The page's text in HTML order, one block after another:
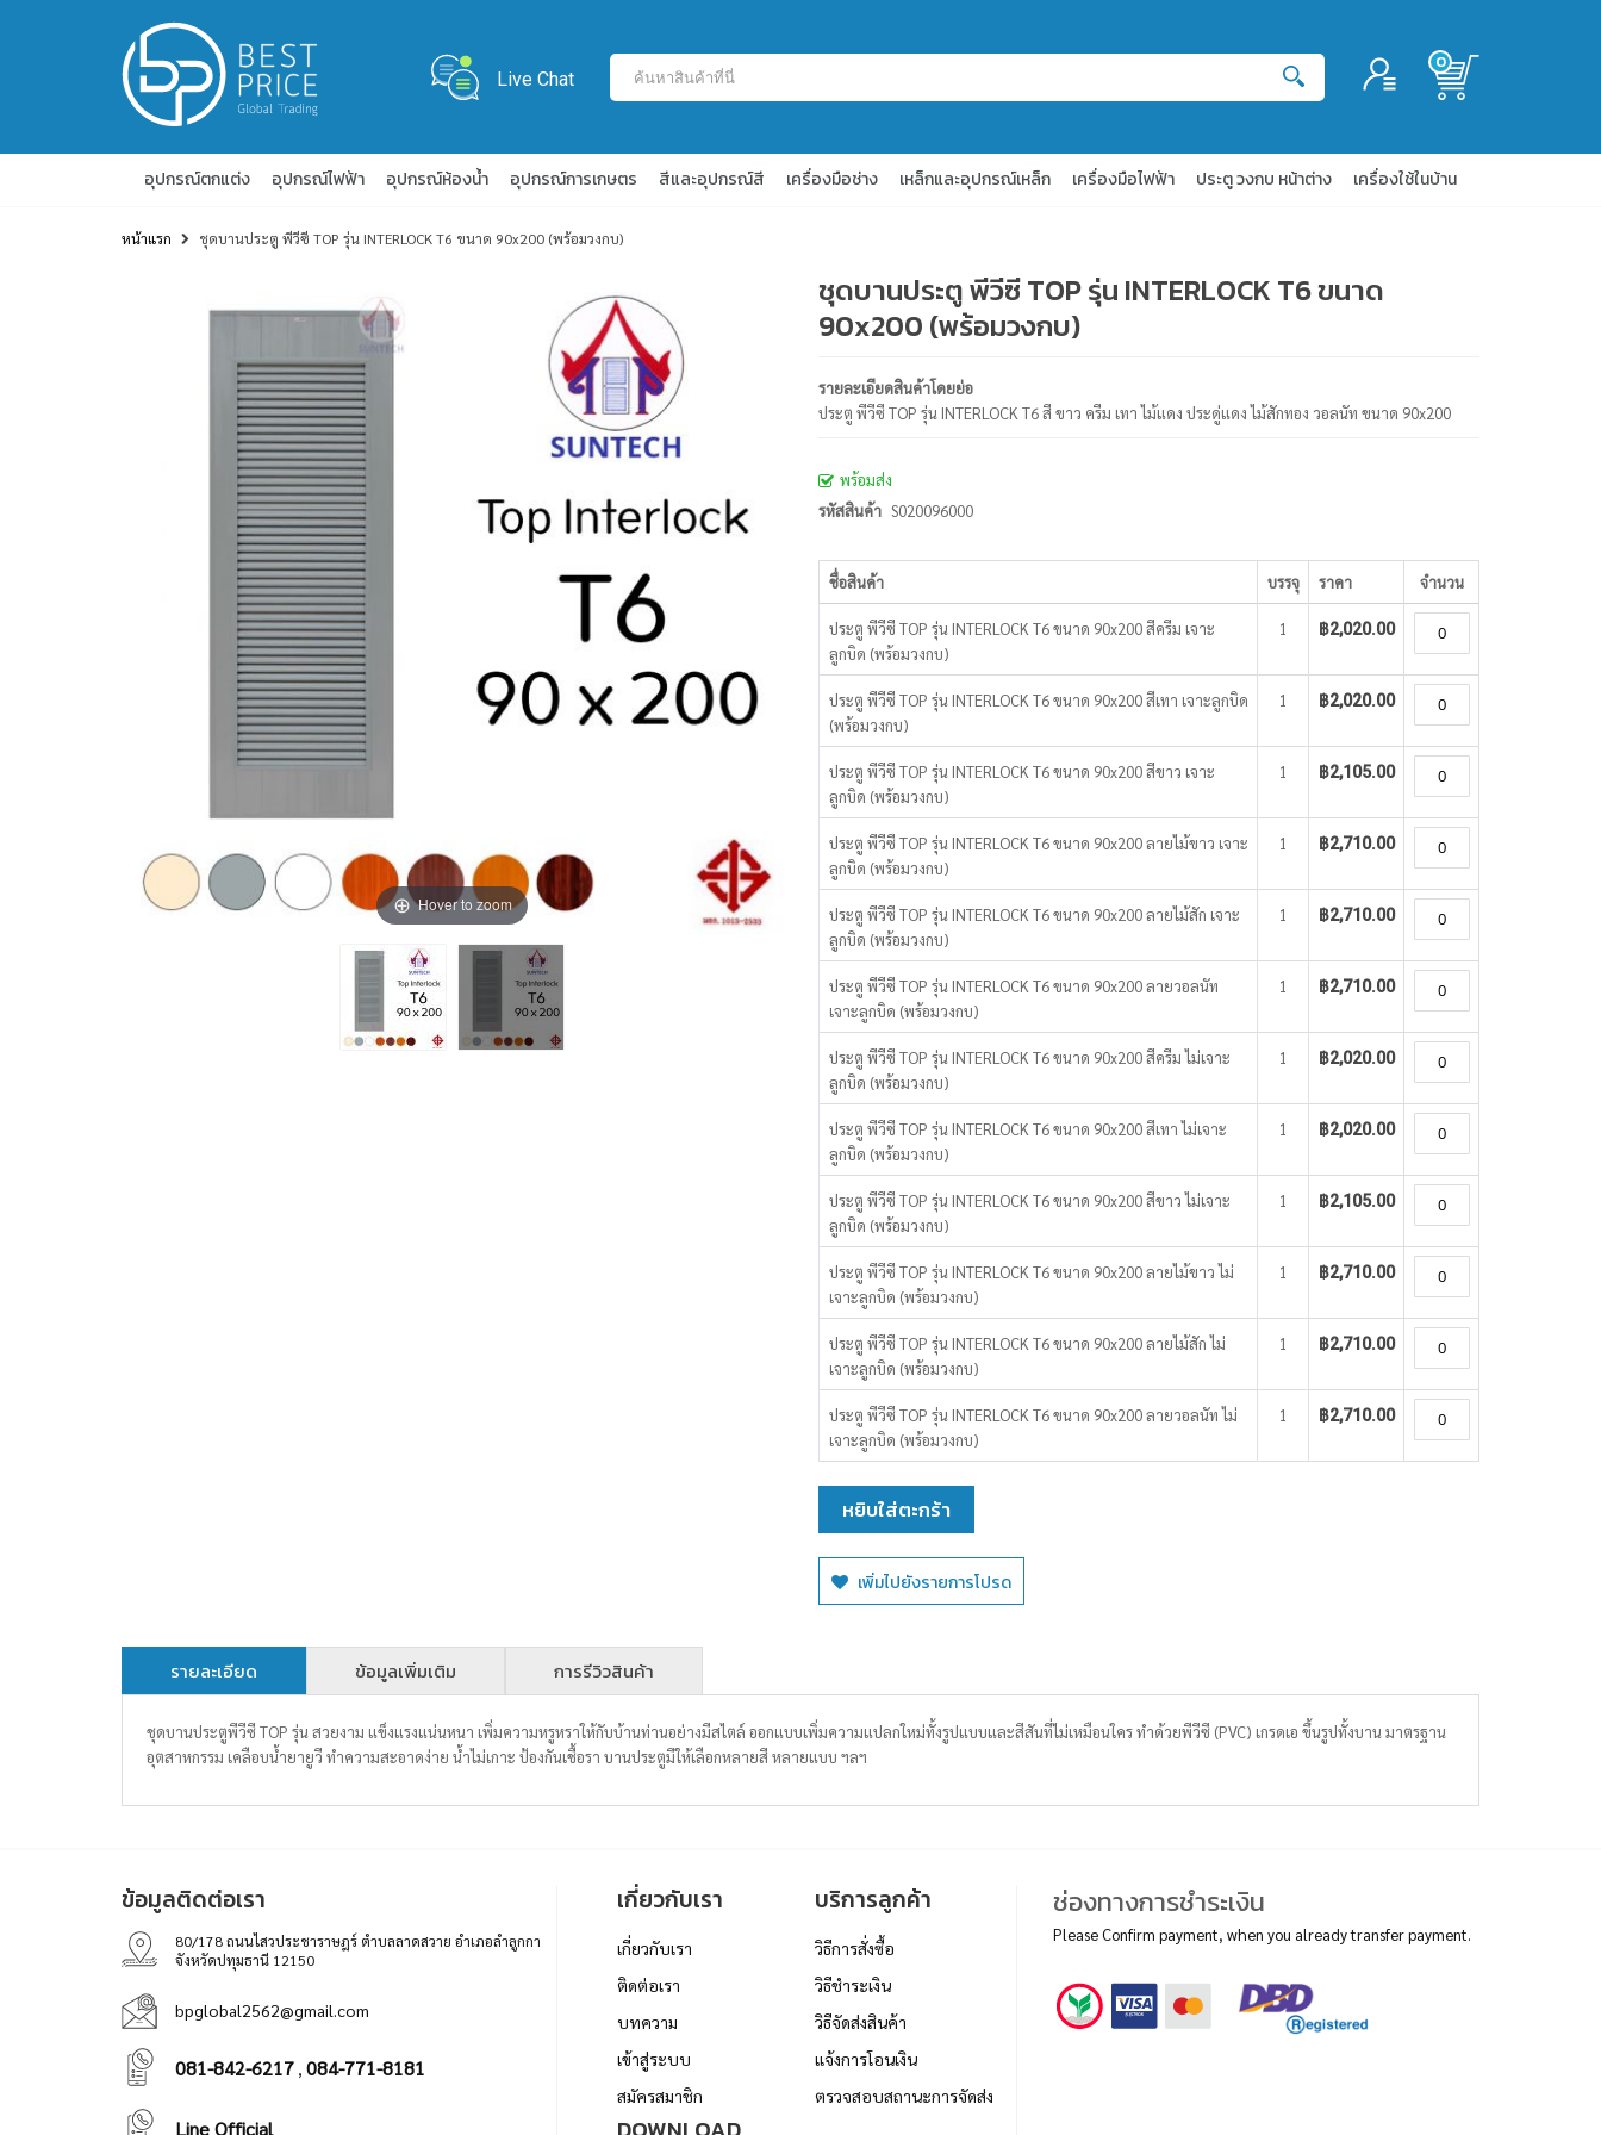
Live Chat
เข้าสู่ระบบ
0
อุปกรณ์ตกแต่ง อุปกรณ์ไฟฟ้า อุปกรณ์ห้องน้ำ อุปกรณ์การเกษตร สีและอุปกรณ์สี เครื่องมือช่าง เหล็กและอุปกรณ์เหล็ก เครื่องมือไฟฟ้า ประตู วงกบ หน้าต่าง เครื่องใช้ในบ้าน
หน้าแรก ชุดบานประตู พีวีซี TOP รุ่น INTERLOCK T6 ขนาด 90x200 (พร้อมวงกบ)
ชุดบานประตู พีวีซี TOP รุ่น INTERLOCK T6 ขนาด
90x200 (พร้อมวงกบ)
รายละเอียดสินค้าโดยย่อ
ประตู พีวีซี TOP รุ่น INTERLOCK T6 สี ขาว ครีม เทา ไม้แดง ประดู่แดง ไม้สักทอง วอลนัท ขนาด 90x200
พร้อมส่ง
รหัสสินค้า S020096000
สินค้า
กลุ่ม
ชื่อสินค้า บรรจุ ราคา จำนวน
ประตู พีวีซี TOP รุ่น INTERLOCK T6 ขนาด 90x200 สีครีม เจาะ
ลูกบิด (พร้อมวงกบ)
1 ฿2,020.00
ประตู พีวีซี TOP รุ่น INTERLOCK T6 ขนาด 90x200 สีเทา เจาะลูกบิด
(พร้อมวงกบ)
1 ฿2,020.00
ประตู พีวีซี TOP รุ่น INTERLOCK T6 ขนาด 90x200 สีขาว เจาะ
ลูกบิด (พร้อมวงกบ)
1 ฿2,105.00
ประตู พีวีซี TOP รุ่น INTERLOCK T6 ขนาด 90x200 ลายไม้ขาว เจาะ
ลูกบิด (พร้อมวงกบ)
1 ฿2,710.00
ประตู พีวีซี TOP รุ่น INTERLOCK T6 ขนาด 90x200 ลายไม้สัก เจาะ
ลูกบิด (พร้อมวงกบ)
1 ฿2,710.00
ประตู พีวีซี TOP รุ่น INTERLOCK T6 ขนาด 90x200 ลายวอลนัท
เจาะลูกบิด (พร้อมวงกบ)
1 ฿2,710.00
ประตู พีวีซี TOP รุ่น INTERLOCK T6 ขนาด 90x200 สีครีม ไม่เจาะ
ลูกบิด (พร้อมวงกบ)
1 ฿2,020.00
ประตู พีวีซี TOP รุ่น INTERLOCK T6 ขนาด 90x200 สีเทา ไม่เจาะ
ลูกบิด (พร้อมวงกบ)
1 ฿2,020.00
ประตู พีวีซี TOP รุ่น INTERLOCK T6 ขนาด 90x200 สีขาว ไม่เจาะ
ลูกบิด (พร้อมวงกบ)
1 ฿2,105.00
ประตู พีวีซี TOP รุ่น INTERLOCK T6 ขนาด 90x200 ลายไม้ขาว ไม่
เจาะลูกบิด (พร้อมวงกบ)
1 ฿2,710.00
ประตู พีวีซี TOP รุ่น INTERLOCK T6 ขนาด 90x200 ลายไม้สัก ไม่
เจาะลูกบิด (พร้อมวงกบ)
1 ฿2,710.00
ประตู พีวีซี TOP รุ่น INTERLOCK T6 ขนาด 90x200 ลายวอลนัท ไม่
เจาะลูกบิด (พร้อมวงกบ)
1 ฿2,710.00
หยิบใส่ตะกร้า
เพิ่มไปยังรายการโปรด
Hover to zoom
รายละเอียด ข้อมูลเพิ่มเติม การรีวิวสินค้า
ชุดบานประตูพีวีซี TOP รุ่น สวยงาม แข็งแรงแน่นหนา เพิ่มความหรูหราให้กับบ้านท่านอย่างมีสไตล์ ออกแบบเพิ่มความแปลกใหม่ทั้งรูปแบบและสีสันที่ไม่เหมือนใคร ทำด้วยพีวีซี (PVC) เกรดเอ ขึ้นรูปทั้งบาน มาตรฐาน
อุตสาหกรรม เคลือบน้ำยายูวี ทำความสะอาดง่าย น้ำไม่เกาะ ป้องกันเชื้อรา บานประตูมีให้เลือกหลายสี หลายแบบ ฯลฯ
ข้อมูลติดต่อเรา
80/178 ถนนไสวประชาราษฎร์ ตำบลลาดสวาย อำเภอลำลูกกา
จังหวัดปทุมธานี 12150
bpglobal2562@gmail.com
081-842-6217 , 084-771-8181
Line Official
เกี่ยวกับเรา
เกี่ยวกับเรา
ติดต่อเรา
บทความ
เข้าสู่ระบบ
สมัครสมาชิก
บริการลูกค้า
วิธีการสั่งซื้อ
วิธีชำระเงิน
วิธีจัดส่งสินค้า
แจ้งการโอนเงิน
ตรวจสอบสถานะการจัดส่ง
ช่องทางการชำระเงิน
Please Confirm payment, when you already transfer payment.